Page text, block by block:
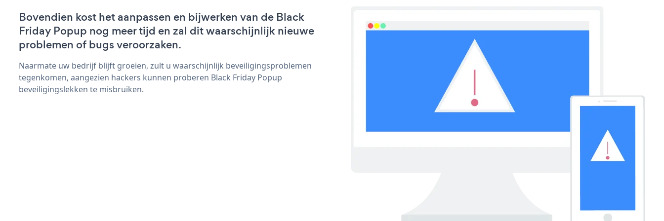
Bovendien kost het aanpassen en bijwerken van de Black
Friday Popup nog meer tijd en zal dit waarschijnlijk nieuwe
problemen of bugs veroorzaken.
Naarmate uw bedrijf blijft groeien, zult u waarschijnlijk beveiligingsproblemen
tegenkomen, aangezien hackers kunnen proberen Black Friday Popup
beveiligingslekken te misbruiken.